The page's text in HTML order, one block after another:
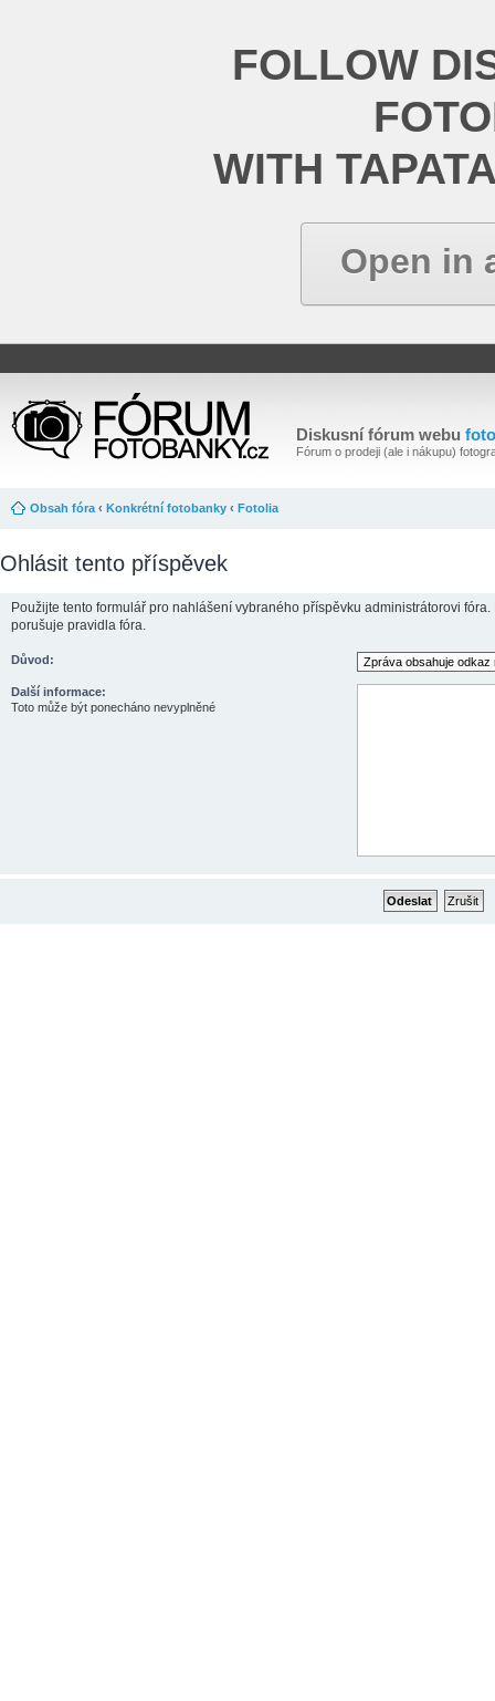
FOLLOW
WITH
Open in
Diskusní fórum webu
Fórum o prodeji (ale i nákupu)
Obsah fóra ‹ Konkrétní fotobanky ‹ Fotolia
Ohlásit tento příspěvek
Použijte tento formulář pro nahlášení vybraného příspěvku administrátorovi
porušuje pravidla fóra.
Důvod:
Další informace:
Toto může být ponecháno nevyplněné